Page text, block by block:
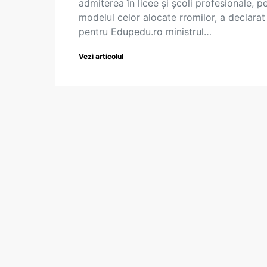
admiterea în licee și școli profesionale,
modelul celor alocate rromilor, a declarat
pentru Edupedu.ro ministrul…
Vezi articolul